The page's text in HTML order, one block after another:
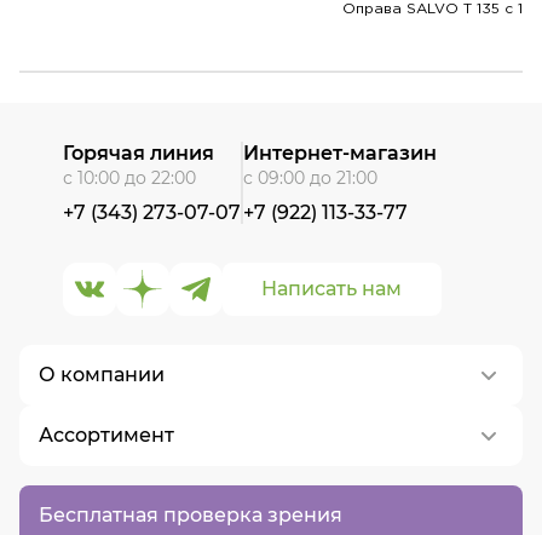
Оправа SALVO T 135 c 1
Бесплатная проверка зрения
О компании
О нас
Контакты
Вакансии
Ассортимент
Написать нам
Горячая линия
с 10:00 до 22:00
+7 (343) 273-07-07
Интернет-магазин
с 09:00 до 21:00
+7 (922) 113-33-77